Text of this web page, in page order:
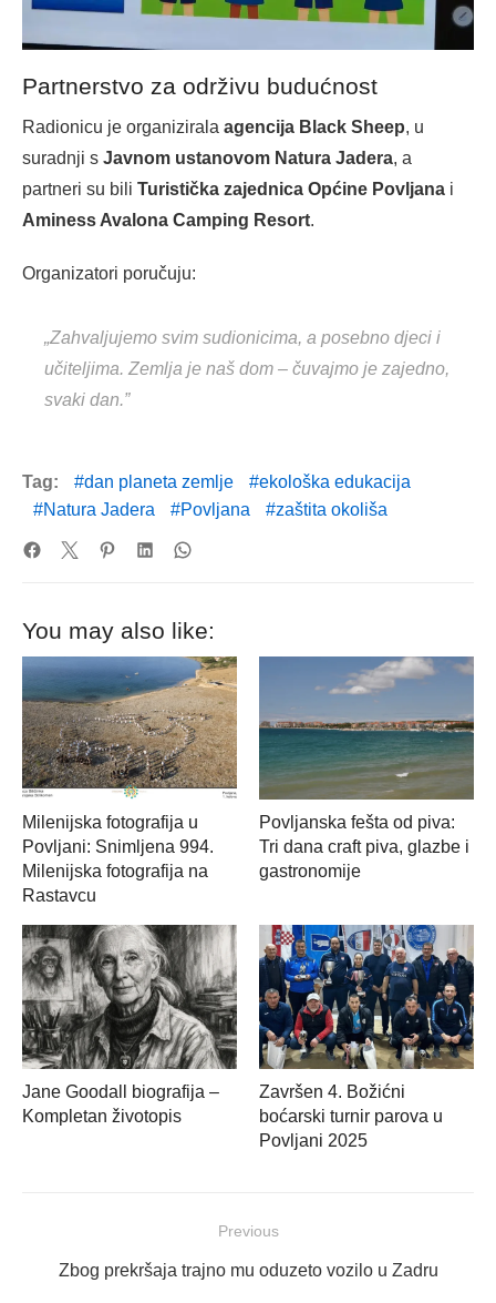
Partnerstvo za održivu budućnost
Radionicu je organizirala agencija Black Sheep, u
suradnji s Javnom ustanovom Natura Jadera, a
partneri su bili Turistička zajednica Općine Povljana i
Aminess Avalona Camping Resort.
Organizatori poručuju:
„Zahvaljujemo svim sudionicima, a posebno djeci i
učiteljima. Zemlja je naš dom – čuvajmo je zajedno,
svaki dan.”
Tag: dan planeta zemlje
ekološka edukacija
Natura Jadera
Povljana zaštita okoliša
You may also like:
Milenijska fotografija u
Povljani: Snimljena 994.
Milenijska fotografija na
Rastavcu
Povljanska fešta od piva:
Tri dana craft piva, glazbe i
gastronomije
Jane Goodall biografija –
Kompletan životopis
Završen 4. Božićni
boćarski turnir parova u
Povljani 2025
objava
Previous
Previous
Zbog prekršaja trajno mu oduzeto vozilo u Zadru